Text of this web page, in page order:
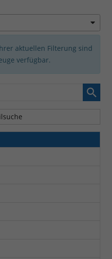
aktuellen Filterung sind
verfügbar.